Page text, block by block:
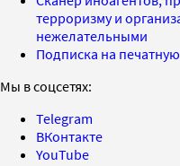
терроризму и
нежелательными
Подписка на
Мы в соцсетях:
Telegram
ВКонтакте
YouTube